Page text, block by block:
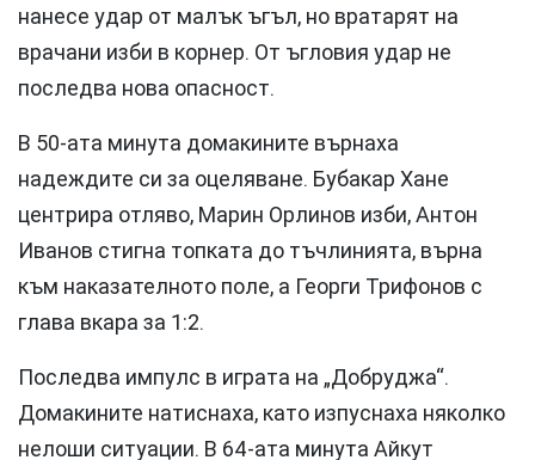
нанесе удар от малък ъгъл, но вратарят на
врачани изби в корнер. От ъгловия удар не
последва нова опасност.
В 50-ата минута домакините върнаха
надеждите си за оцеляване. Бубакар Хане
центрира отляво, Марин Орлинов изби, Антон
Иванов стигна топката до тъчлинията, върна
към наказателното поле, а Георги Трифонов с
глава вкара за 1:2.
Последва импулс в играта на „Добруджа“.
Домакините натиснаха, като изпуснаха няколко
нелоши ситуации. В 64-ата минута Айкут